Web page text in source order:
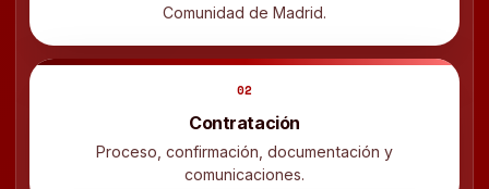
Comunidad de Madrid.
02
Contratación
Proceso, confirmación, documentación y
comunicaciones.